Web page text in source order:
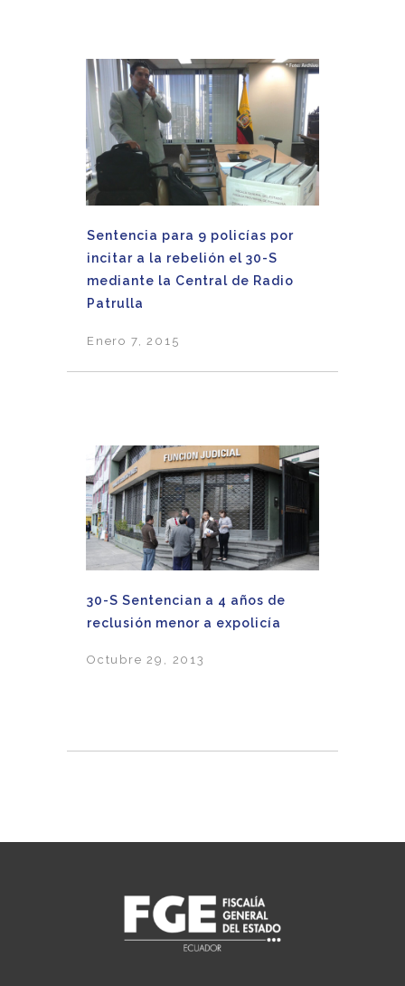
Sentencia para 9 policías por
incitar a la rebelión el 30-S
mediante la Central de Radio
Patrulla
Enero 7, 2015
30-S Sentencian a 4 años de
reclusión menor a expolicía
Octubre 29, 2013